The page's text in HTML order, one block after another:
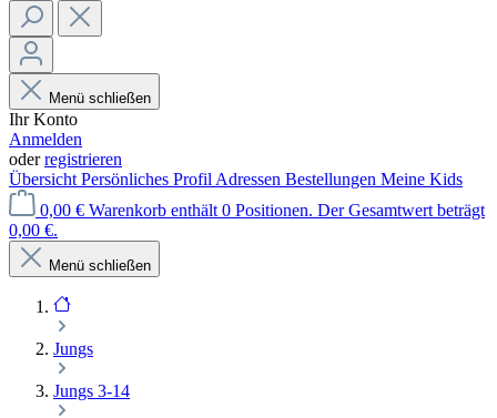
Menü schließen
Ihr Konto
Anmelden
oderregistrieren
Übersicht Persönliches Profil Adressen Bestellungen Meine Kids
0,00 € Warenkorb enthält 0 Positionen. Der Gesamtwert beträgt
0,00 €.
Menü schließen
Jungs
Jungs 3-14